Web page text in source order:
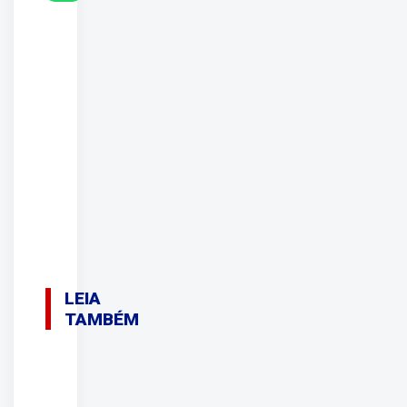
LEIA
TAMBÉM